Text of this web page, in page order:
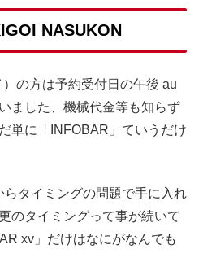
NASUKON
の方は予約受付日の午後 au
ました、機械代金等も知らず
単に「INFOBAR」ていうだけ
らタイミングの問題で手に入れ
のタイミングって事が続いて
xv」だけはなにがなんでも